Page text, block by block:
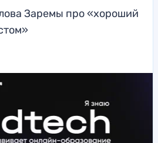
Заремы про «хороший